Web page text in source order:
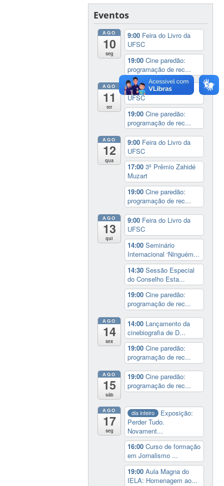
Eventos
AGO
10
seg
9:00 Feira do Livro da
UFSC
19:00Cine paredão:
programação de rec...
AGO
11
ter
9:00Feira do Livro da
UFSC
19:00Cine paredão:
programação de rec...
AGO
12
qua
9:00 Feira do Livro da
UFSC
17:003º Prêmio Zahidé
Muzart
19:00Cine paredão:
programação de rec...
AGO
13
qui
9:00 Feira do Livro da
UFSC
14:00Seminário
Internacional ‘Ninguém...
14:30Sessão Especial
do Conselho Esta...
19:00Cine paredão:
programação de rec...
AGO
14
sex
14:00 Lançamento da
cinebiografia de D...
19:00Cine paredão:
programação de rec...
AGO
15
sáb
19:00Cine paredão:
programação de rec...
AGO
17
seg
dia inteiro
Exposição:
Perder Tudo.
Novament...
16:00Curso de formação
em Jornalismo ...
19:00Aula Magna do
IELA: Homenagem ao...